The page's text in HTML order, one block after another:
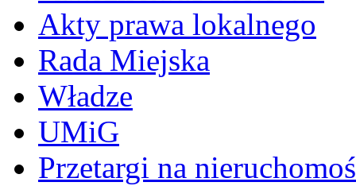
Akty prawa lokalnego
Rada Miejska
Władze
UMiG
Przetargi na